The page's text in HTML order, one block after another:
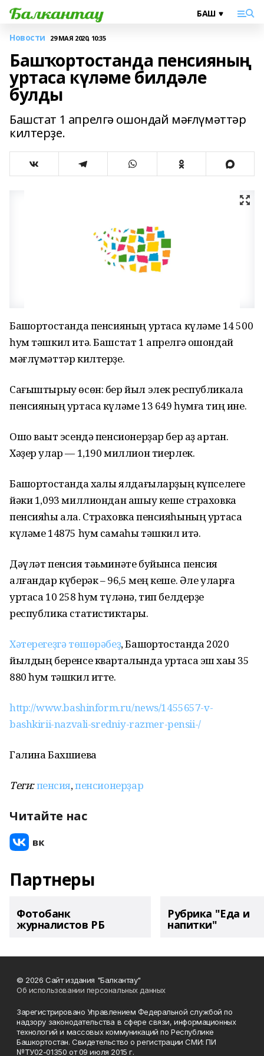
Новости 29 МАЯ 2020, 10:35
Башҡортостанда пенсияның
уртаса күләме билдәле
булды
Башстат 1 апрелгә ошондай мәғлүмәттәр
килтерҙе.
Башҡортостанда пенсияның уртаса күләме 14 500
һум тәшкил итә. Башстат 1 апрелгә ошондай
мәғлүмәттәр килтерҙе.
Сағыштырыу өсөн: бер йыл элек республикала
пенсияның уртаса күләме 13 649 һумға тиң ине.
Ошо ваҡыт эсендә пенсионерҙар бер аҙ артҡан.
Хәҙер улар — 1,190 миллион тиерлек.
Башҡортостанда хаҡлы ялдағыларҙың күпселеге
йәки 1,093 миллиондан ашыу кеше страховка
пенсияһы ала. Страховка пенсияһының уртаса
күләме 14875 һум самаһы тәшкил итә.
Дәүләт пенсия тәьминәте буйынса пенсия
алғандар күберәк – 96,5 мең кеше. Әле уларға
уртаса 10 258 һум түләнә, тип белдерҙе
республика статистиктары.
Хәтерегеҙгә төшөрәбеҙ, Башҡортостанда 2020
йылдың беренсе кварталында уртаса эш хаҡы 35
880 һум тәшкил итте.
http://www.bashinform.ru/news/1455657-v-
bashkirii-nazvali-sredniy-razmer-pensii-/
Галина Бахшиева
Теги:пенсия,пенсионерҙар
Читайте нас
Партнеры
Фотобанк
журналистов РБ
Рубрика "Еда и
напитки"
© 2026 Сайт издания "Балкантау"
Об использовании персональных данных
Зарегистрировано Управлением Федеральной службой по
надзору законодательства в сфере связи, информационных
технологий и массовых коммуникаций по Республике
Башкортостан. Свидетельство о регистрации СМИ: ПИ
№ТУ02-01350 от 09 июля 2015 г.